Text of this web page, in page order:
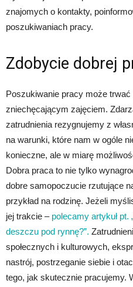
znajomych o kontakty,
poszukiwaniach pracy.
Zdobycie dobrej
Poszukiwanie pracy może
zniechęcającym zajęciem.
zatrudnienia rezygnujemy z
na warunki, które nam w ogóle
konieczne, ale w miarę
Dobra praca to nie tylko
dobre samopoczucie rzutujące
przykład na rodzinę. Jeżeli
jej trakcie – polecamy artykuł
deszczu pod rynnę?”.
społecznych i kulturowych,
nastrój, postrzeganie siebie i
tego, jak skutecznie pracujemy.